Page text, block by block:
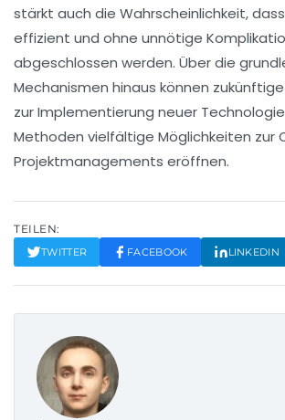
stärkt auch die Wahrscheinlichkeit,
effizient und ohne unnötige
abgeschlossen werden. Über die
Mechanismen hinaus können
zur Implementierung neuer
Methoden vielfältige Möglichkeiten zur
Projektmanagements eröffnen.
TEILEN:
TWITTER FACEBOOK LINKEDIN